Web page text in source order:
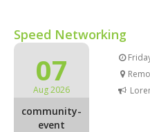
Speed Networking
07
Aug 2026
community-
event